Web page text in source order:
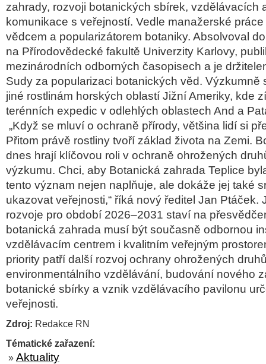
zahrady, rozvoji botanických sbírek, vzdělávacích
komunikace s veřejností. Vedle manažerské
vědcem a popularizátorem botaniky. Absolvoval
na Přírodovědecké fakultě Univerzity Karlovy,
mezinárodních odborných časopisech a je
Sudy za popularizaci botanických věd. Výzkumně
jiné rostlinám horských oblastí Jižní Ameriky, kde
terénních expedic v odlehlých oblastech And a
„Když se mluví o ochraně přírody, většina lidí si
Přitom právě rostliny tvoří základ života na Zemi.
dnes hrají klíčovou roli v ochraně ohrožených
výzkumu. Chci, aby Botanická zahrada Teplice
tento význam nejen naplňuje, ale dokáže jej také
ukazovat veřejnosti,“ říká nový ředitel Jan Ptáček.
rozvoje pro období 2026–2031 staví na
botanická zahrada musí být současně odbornou
vzdělávacím centrem i kvalitním veřejným
priority patří další rozvoj ochrany ohrožených
environmentálního vzdělávání, budování nového
botanické sbírky a vznik vzdělávacího pavilonu
veřejnosti.
Zdroj: Redakce RN
Tématické zařazení:
» Aktuality